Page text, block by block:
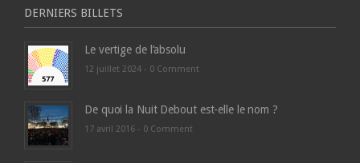
DERNIERS BILLETS
Le vertige de l’absolu
12 juillet 2024 - 0 Comment
De quoi la Nuit Debout est-elle le nom ?
17 avril 2016 - 0 Comment